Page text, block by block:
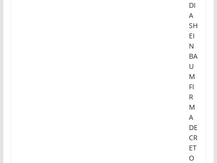
DI
A
SH
EI
N
BA
U
M
FI
R
M
A
DE
CR
ET
O